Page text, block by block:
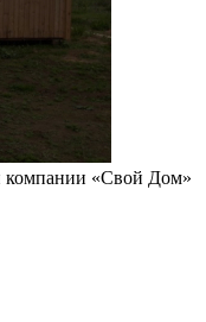
компании «Свой Дом»